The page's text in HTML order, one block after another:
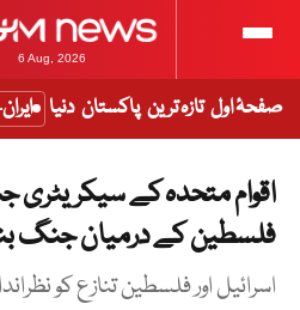
6 Aug, 2026
صفحۂ اول تازہ ترین پاکستان دنیا
اقوام متحدہ کے سیکریٹری
فلسطین کے درمیان جنگ
اسرائیل اور فلسطین تنازع کو